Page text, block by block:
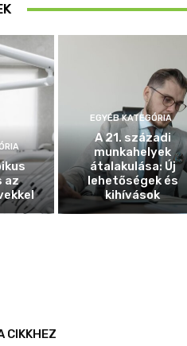
az
EGYÉB KATEGÓRIA
A 21. századi
munkahelyek
átalakulása: Új
lehetőségek és
kihívások
CIKKHEZ